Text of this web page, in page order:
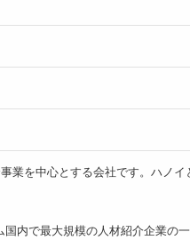
業を中心とする会社です。ハノ
内で最大規模の人材紹介企業の